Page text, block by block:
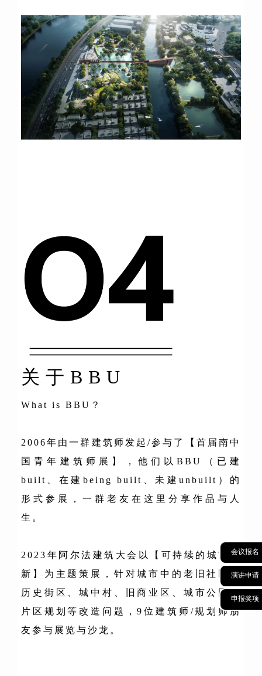
会议报名
演讲申请
申报奖项
关于BBU
What is BBU？
2006年由一群建筑师发起/参与了【首届南中
国青年建筑师展】，他们以BBU（已建
built、在建being built、未建unbuilt）的
形式参展，一群老友在这里分享作品与人
生。
2023年阿尔法建筑大会以【可持续的城市更
新】为主题策展，针对城市中的老旧社区，
历史街区、城中村、旧商业区、城市公园、
片区规划等改造问题，9位建筑师/规划师朋
友参与展览与沙龙。